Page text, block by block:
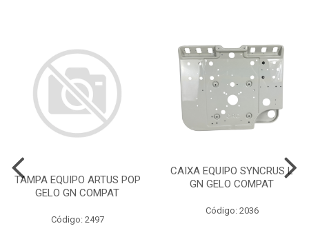
TAMPA EQUIPO ARTUS POP
GELO GN COMPAT
Código: 2497
CAIXA EQUIPO SYNCRUS L
GN GELO COMPAT
Código: 2036